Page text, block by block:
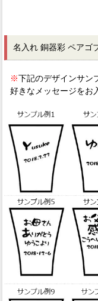
名入れ 銅器彩 ペアゴ
※下記のデザインサン
好きなメッセージをお